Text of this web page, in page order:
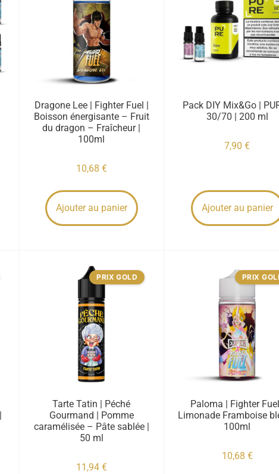
Dragone Lee | Fighter Fuel |
Boisson énergisante – Fruit
du dragon – Fraîcheur |
100ml
10,68 €
Ajouter au panier
Pack DIY Mix&Go |
30/70 | 200 ml
7,90€
Ajouter au panier
PRIX GOLD
Tarte Tatin | Péché
Gourmand | Pomme
caramélisée – Pâte sablée |
50 ml
11,94 €
PRIX
Paloma | Fighter Fuel |
Limonade Framboise
100ml
10,68 €